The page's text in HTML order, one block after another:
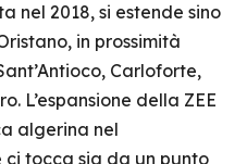
nel 2018, si estende sino
in prossimità
Carloforte,
L’espansione della ZEE
algerina nel
tocca sia da un punto